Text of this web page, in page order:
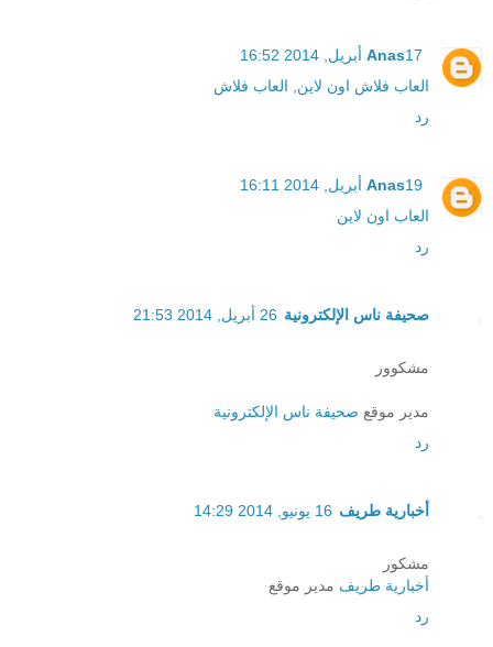
Anas17 أبريل, 2014 16:52
العاب فلاش اون لاين, العاب فلاش
رد
Anas19 أبريل, 2014 16:11
العاب اون لاين
رد
صحيفة ناس الإلكترونية 26 أبريل, 2014 21:53
مشكوور
مدير موقع صحيفة ناس الإلكترونية
رد
أخبارية طريف 16 يونيو, 2014 14:29
مشكور
أخبارية طريف مدير موقع
رد